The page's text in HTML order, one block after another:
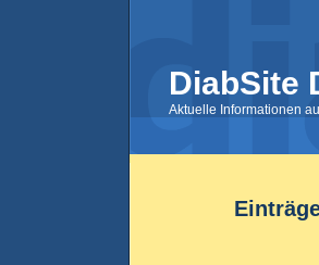
DiabSite
Aktuelle Informationen